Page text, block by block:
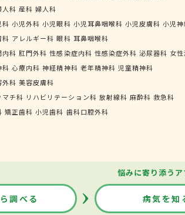
人科 産科 婦人科
科 小児外科 小児眼科 小児耳鼻咽喉科 小児皮膚科 小児
科 アレルギー科 眼科 耳鼻咽喉科
内科 肛門外科 性感染症内科 性感染症外科 泌尿器科 女
科 心療内科 神経精神科 老年精神科 児童精神科
外科 美容皮膚科
マチ科 リハビリテーション科 放射線科 麻酔科 救急科
矯正歯科 小児歯科 歯科口腔外科
悩みに寄り添う
調べる 病気を知